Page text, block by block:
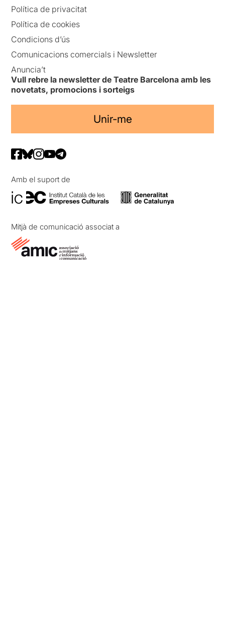
Política de privacitat
Política de cookies
Condicions d’ús
Comunicacions comercials i Newsletter
Anuncia’t
Vull rebre la newsletter de Teatre Barcelona amb les
novetats, promocions i sorteigs
Unir-me
Amb el suport de
Mitjà de comunicació associat a